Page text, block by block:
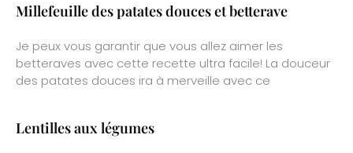
Millefeuille des patates douces et betterave
Je peux vous garantir que vous allez aimer les
betteraves avec cette recette ultra facile! La douceur
des patates douces ira à merveille avec ce
Lentilles aux légumes